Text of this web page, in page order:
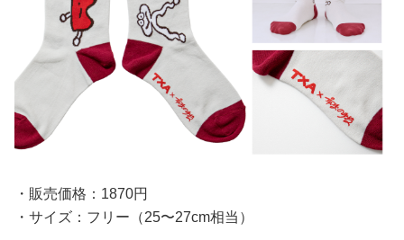
・販売価格：1870円
・サイズ：フリー（25〜27cm相当）